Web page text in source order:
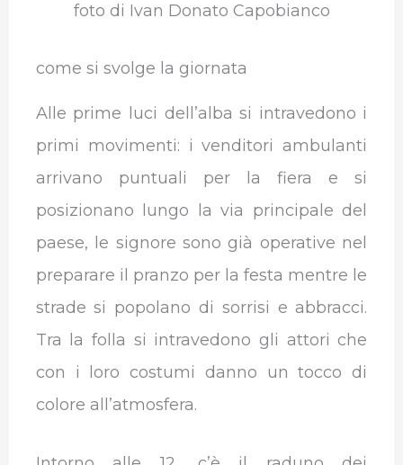
foto di Ivan Donato Capobianco
come si svolge la giornata
Alle prime luci dell’alba si intravedono i
primi movimenti: i venditori ambulanti
arrivano puntuali per la fiera e si
posizionano lungo la via principale del
paese, le signore sono già operative nel
preparare il pranzo per la festa mentre le
strade si popolano di sorrisi e abbracci.
Tra la folla si intravedono gli attori che
con i loro costumi danno un tocco di
colore all’atmosfera.